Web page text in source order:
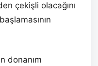
çekişli olacağını
donanım